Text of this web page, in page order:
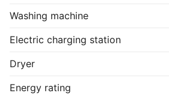
tidligt forår 2026, og
effektueret herefter.
Washing machine
Electric charging station
Dryer
Energy rating